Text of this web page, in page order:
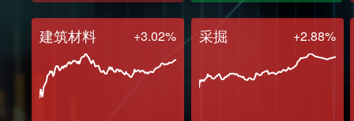
建筑材料 +3.02% 采掘 +2.88%